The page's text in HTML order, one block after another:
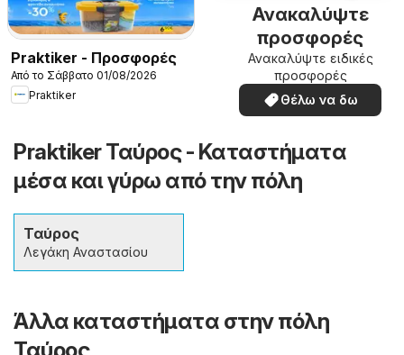
Praktiker - Προσφορές
Από το Σάββατο 01/08/2026
Praktiker
Ανακαλύψτε
προσφορές
Ανακαλύψτε ειδικές
προσφορές
Θέλω να δω
Praktiker Ταύρος - Καταστήματα
μέσα και γύρω από την πόλη
Ταύρος
Λεγάκη Αναστασίου
Άλλα καταστήματα στην πόλη